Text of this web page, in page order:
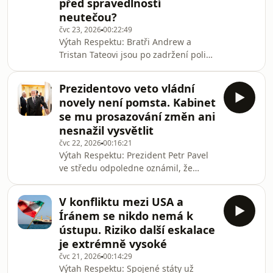
Ta v reakci na ministrovu rezignaci
demonstrace ukončila, byly totiž
naplněny její hlavní požadavky. Podle
organizátorů, kterými jsou mladí lidé,
tímto zvítězila demokra
před spravedlností
neutečou?
čvc 23, 202600:22:49
Výtah Respektu: Bratři Andrew a
Tristan Tateovi jsou po zadržení policií
bratrů žádá Británie, a to kvůli
podezření ze znásilnění, obchodování
s lidmi i zveřejňování nevhodných
snímků dětí. Vyšetřování ale Tateovi
čelí vedle USA a Británie také v
Rumunsku. Jakým novým obviněním
hvězdy manosféry čelí? Proč se jich
některé ženy,
Prezidentovo veto vládní
novely není pomsta. Kabinet
se mu prosazování změn ani
nesnažil vysvětlit
čvc 22, 202600:16:21
Výtah Respektu: Prezident Petr Pavel
ve středu odpoledne oznámil, že
pravidel. Je to vůbec poprvé, co hlava
státu k tomuto svému ústavnímu
právu přistoupila. Co chce kabinet
novelou změnit? Co prezident novele
vytýká? Jde o pokračování konfliktu
mezi hlavou státu a vládou? I o tom
V konfliktu mezi USA a
Íránem se nikdo nemá k
ústupu. Riziko další eskalace
je extrémně vysoké
čvc 21, 202600:14:29
Výtah Respektu: Spojené státy už